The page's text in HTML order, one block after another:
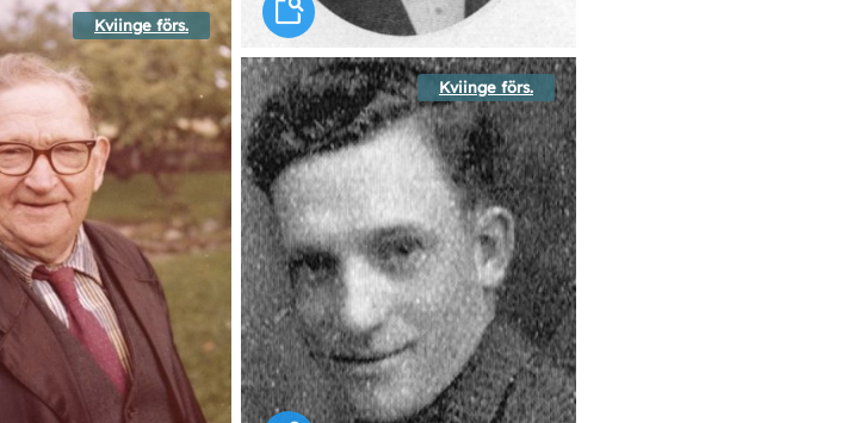
Kviinge förs.
Kviinge förs.